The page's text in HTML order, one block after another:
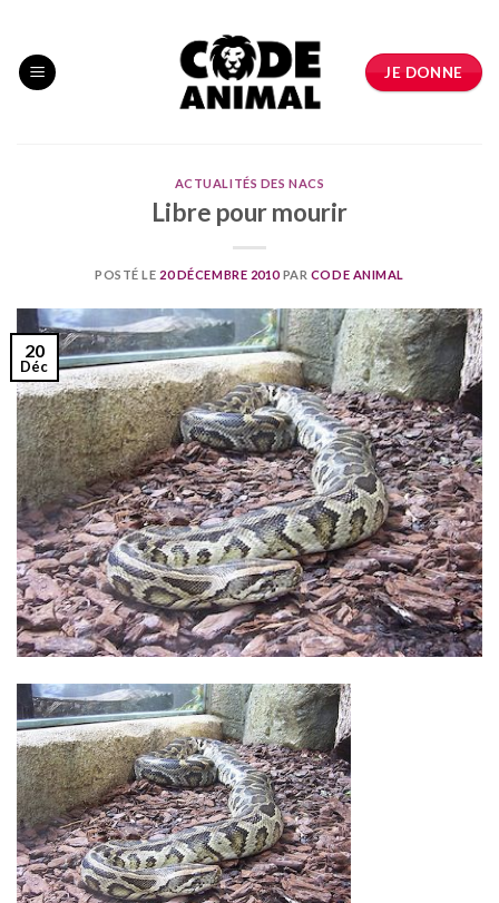
content
JE DONNE
ACTUALITÉS DES NACS
Libre pour mourir
POSTÉ LE 20 DÉCEMBRE 2010 PAR CODE ANIMAL
20
Déc